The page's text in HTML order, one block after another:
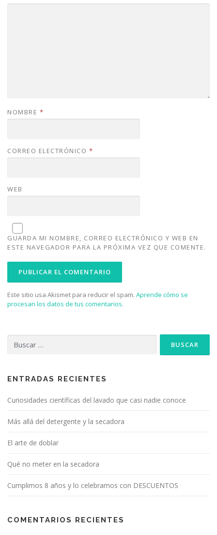
NOMBRE *
CORREO ELECTRÓNICO *
WEB
GUARDA MI NOMBRE, CORREO ELECTRÓNICO Y WEB EN
ESTE NAVEGADOR PARA LA PRÓXIMA VEZ QUE COMENTE.
Este sitio usa Akismet para reducir el spam. Aprende cómo se
procesan los datos de tus comentarios.
ENTRADAS RECIENTES
Curiosidades científicas del lavado que casi nadie conoce
Más allá del detergente y la secadora
El arte de doblar
Qué no meter en la secadora
Cumplimos 8 años y lo celebramos con DESCUENTOS
COMENTARIOS RECIENTES